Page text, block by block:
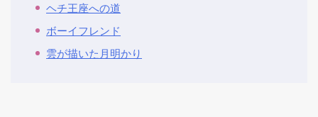
ヘチ王座への道
ボーイフレンド
雲が描いた月明かり